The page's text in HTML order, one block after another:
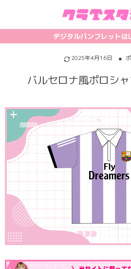
デジタルパンフレット
2025年4月16日
バルセロナ風ポロシ
初めての方へ
クラスTシャツの注文方法
料金について
お支払い方法について
キャンセル・変更について
無料でLINE相談する
カテゴリ一覧
ホッケーユニフォーム
バスケユニフォーム
ゲーム
グリッター&ラメ
ポロシャツ
特集記事
【最新】流行りの背ネーム特集
【インスタ映え】おすすめクラT集
韓国パロディ人気デザイン特集
おしゃれデザインクラスTシャツ
おもしろクラスTシャツ
かっこいいクラスTシャツ
プリント
フォントを選ぶ
シルクスクリーンについて
昇華プリントについて
DTFプリントについて
SDGsについて